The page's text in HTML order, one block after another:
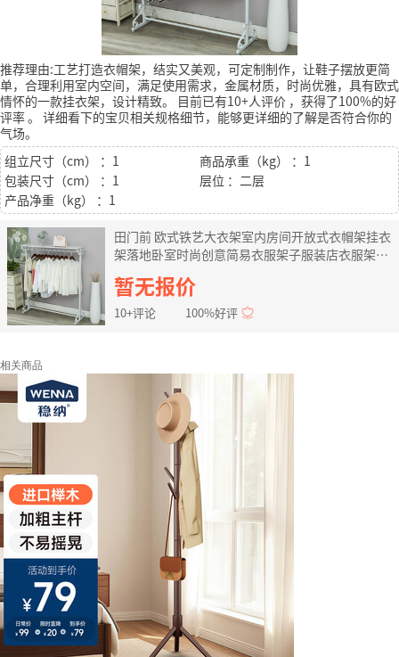
推荐理由:工艺打造衣帽架，结实又美观，可定制制作，让鞋子摆放更简
单，合理利用室内空间，满足使用需求，金属材质，时尚优雅，具有欧式
情怀的一款挂衣架，设计精致。
目前已有10+人评价 ，获得了100%的好
评率。 详细看下的宝贝相关规格细节，能够更详细的了解是否符合你的
气场。
组立尺寸（cm） ：1
商品承重（kg） ：1
包装尺寸（cm） ：1
层位 ：二层
产品净重（kg） ：1
田门前 欧式铁艺大衣架室内房间开放式衣帽架挂衣
架落地卧室时尚创意简易衣服架子服装店衣服架展
示架 长80*高135带上板 白色
暂无报价
10+评论 100%好评
相关商品